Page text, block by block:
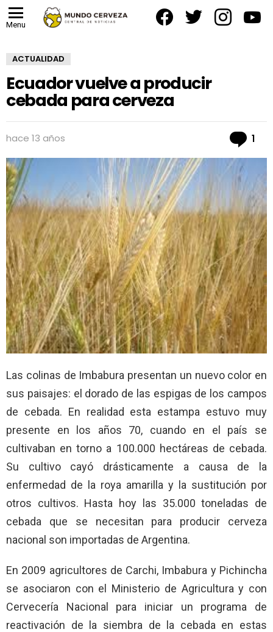
Menu
ACTUALIDAD
Ecuador vuelve a producir
cebada para cerveza
hace 13 años 1
Las colinas de Imbabura presentan un nuevo color en
sus paisajes: el dorado de las espigas de los campos
de cebada. En realidad esta estampa estuvo muy
presente en los años 70, cuando en el país se
cultivaban en torno a 100.000 hectáreas de cebada.
Su cultivo cayó drásticamente a causa de la
enfermedad de la roya amarilla y la sustitución por
otros cultivos. Hasta hoy las 35.000 toneladas de
cebada que se necesitan para producir cerveza
nacional son importadas de Argentina.
En 2009 agricultores de Carchi, Imbabura y Pichincha
se asociaron con el Ministerio de Agricultura y con
Cervecería Nacional para iniciar un programa de
reactivación de la siembra de la cebada en estas